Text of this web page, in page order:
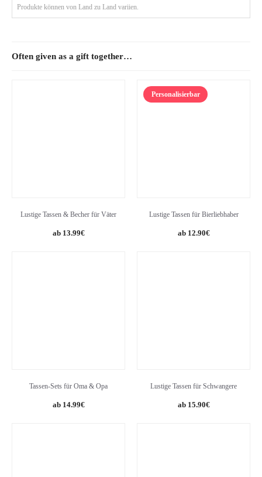
Produkte können von Land zu Land variien.
Often given as a gift together…
Lustige Tassen & Becher für Väter
13.99€
Personalisierbar
Lustige Tassen für Bierliebhaber
Original
12.90€Current
Tassen-Sets für Oma & Opa
14.99€
Lustige Tassen für Schwangere
15.90€